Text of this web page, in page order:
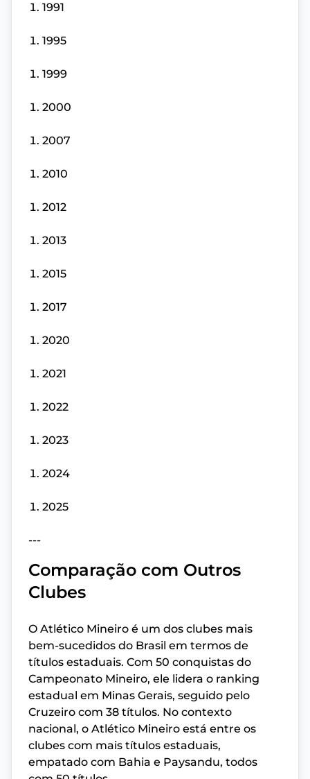
1991
1995
1999
2000
2007
2010
2012
2013
2015
2017
2020
2021
2022
2023
2024
2025
---
Comparação com Outros
Clubes
O Atlético Mineiro é um dos clubes mais
bem-sucedidos do Brasil em termos de
títulos estaduais. Com 50 conquistas do
Campeonato Mineiro, ele lidera o ranking
estadual em Minas Gerais, seguido pelo
Cruzeiro com 38 títulos. No contexto
nacional, o Atlético Mineiro está entre os
clubes com mais títulos estaduais,
empatado com Bahia e Paysandu, todos